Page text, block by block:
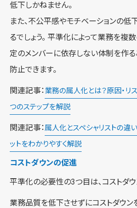
低下しかねません。
また、不公平感やモチベーションの低
るでしょう。 平準化によって業務を複
定のメンバーに依存しない体制を作
防止できます。
関連記事： 業務の属人化とは？原因・リ
つのステップを解説
関連記事：属人化とスペシャリストの違い
ットをわかりやすく解説
コストダウンの促進
平準化の必要性の3つ目は、コストダウ
業務品質を低下させずにコストダウン